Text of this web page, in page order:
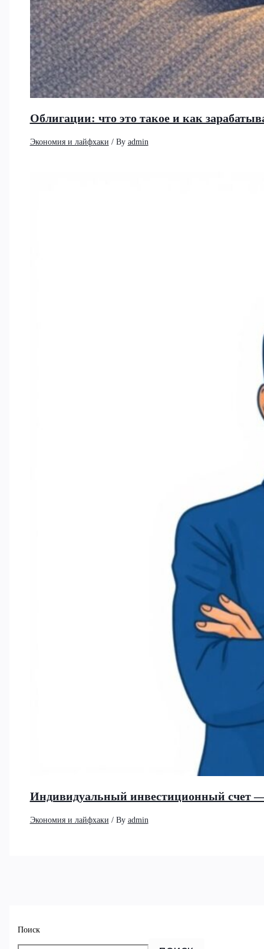
Поиск
Облигации: что это такое и как
Экономия и лайфхаки / By admin
Индивидуальный инвестиционный счет
Экономия и лайфхаки / By admin